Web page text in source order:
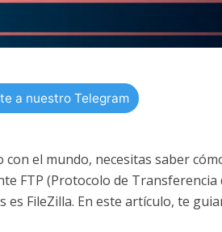
a nuestro Telegram
el mundo, necesitas saber
FTP (Protocolo de Transferencia
FileZilla. En este artículo, te